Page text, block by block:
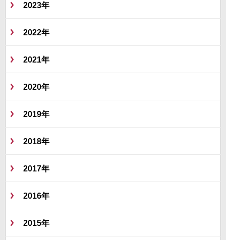
2023年
2022年
2021年
2020年
2019年
2018年
2017年
2016年
2015年